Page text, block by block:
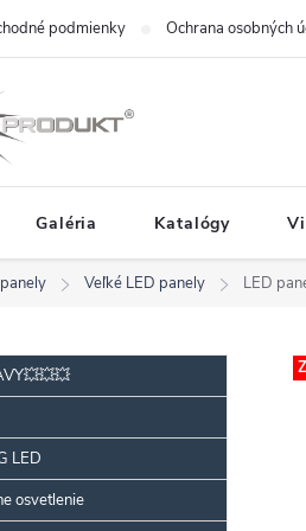
podmienky Ochrana osobných
Galéria Katalógy
Veľké LED panely LED
LED
osvetlenie